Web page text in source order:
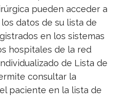
pueden acceder a
datos de su lista de
en los sistemas
hospitales de la red
de Lista de
consultar la
paciente en la lista de